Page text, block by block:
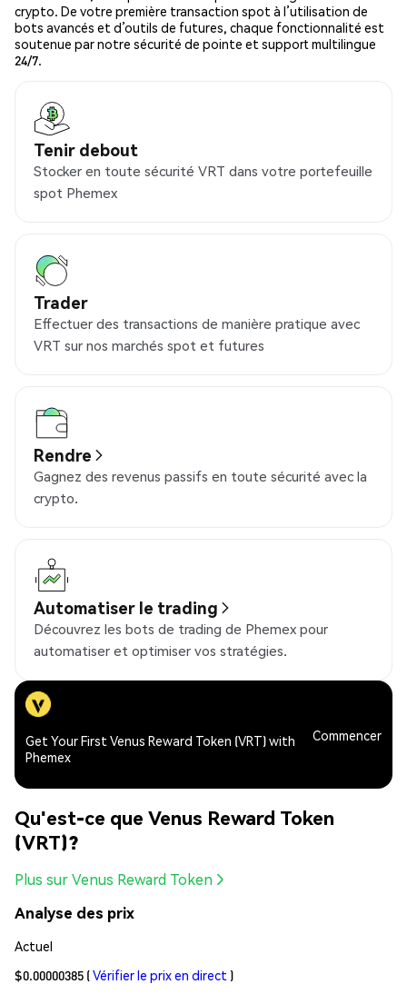
crypto. De votre première transaction spot à l’utilisation de
bots avancés et d’outils de futures, chaque fonctionnalité est
soutenue par notre sécurité de pointe et support multilingue
24/7.
Tenir debout
Stocker en toute sécurité VRT dans votre portefeuille
spot Phemex
Trader
Effectuer des transactions de manière pratique avec
VRT sur nos marchés spot et futures
Rendre
Gagnez des revenus passifs en toute sécurité avec la
crypto.
Automatiser le trading
Découvrez les bots de trading de Phemex pour
automatiser et optimiser vos stratégies.
Get Your First Venus Reward Token (VRT) with
Phemex
Commencer
Qu'est-ce que Venus Reward Token
(VRT)?
Plus sur Venus Reward Token
Analyse des prix
Actuel
$0.00000385 (Vérifier le prix en direct )